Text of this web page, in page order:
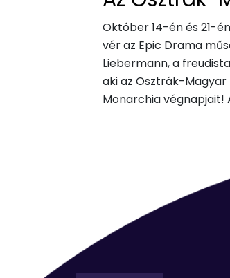
Október 14-én és 21-
vér az Epic Drama
Liebermann, a
aki az Osztrák-
Monarchia végnapjait!